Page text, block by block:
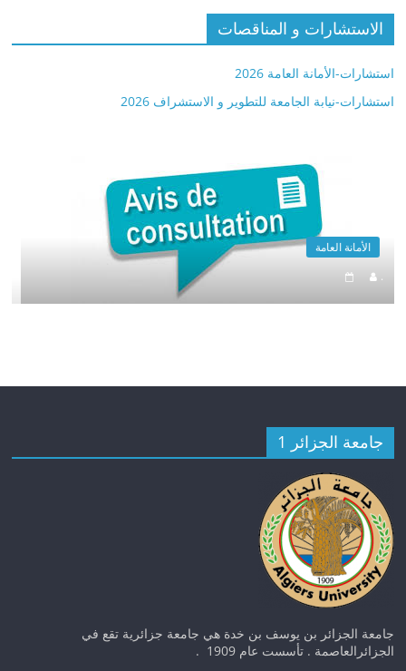
الاستشارات و المناقصات
استشارات-الأمانة العامة 2026
استشارات-نيابة الجامعة للتطوير و الاستشراف 2026
الأمانة العامة
.
جامعة الجزائر 1
جامعة الجزائر بن يوسف بن خدة هي جامعة جزائرية تقع في
الجزائرالعاصمة . تأسست عام 1909 .